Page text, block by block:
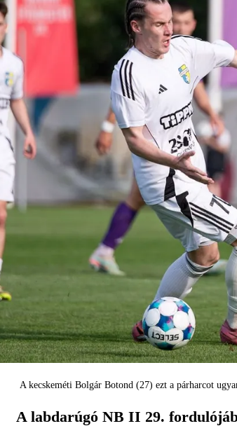
A kecskeméti Bolgár Botond (27) ezt a párharcot
A labdarúgó NB II 29.